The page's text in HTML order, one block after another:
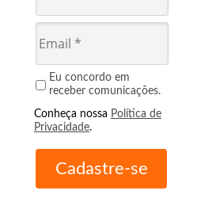
Eu concordo em
receber comunicações.
Conheça nossa Política de
Privacidade.